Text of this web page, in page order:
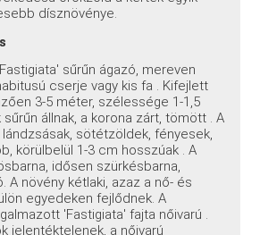
dísznövénye.
sűrűn ágazó, mereven
cserje vagy kis fa . Kifejlett
3-5 méter, szélessége 1-1,5
sűrűn állnak, a korona zárt, tömött . A
sötétzöldek, fényesek,
körülbelül 1-3 cm hosszúak . A
idősen szürkésbarna,
A növény kétlaki, azaz a nő- és
egyedeken fejlődnek. A
'Fastigiata' fajta nőivarú .
jelentéktelenek, a nőivarú